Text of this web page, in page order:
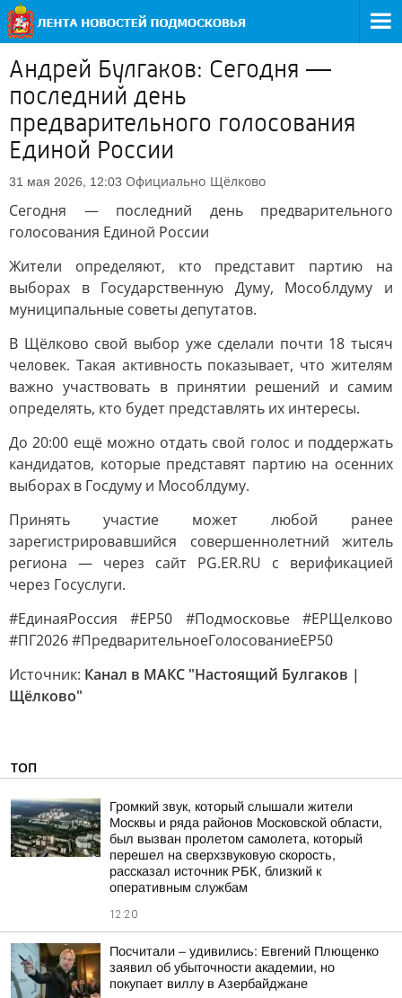
Андрей Булгаков: Сегодня —
последний день
предварительного голосования
Единой России
31 мая 2026, 12:03 Официально Щёлково
Сегодня — последний день предварительного
голосования Единой России
Жители определяют, кто представит партию на
выборах в Государственную Думу, Мособлдуму и
муниципальные советы депутатов.
В Щёлково свой выбор уже сделали почти 18 тысяч
человек. Такая активность показывает, что жителям
важно участвовать в принятии решений и самим
определять, кто будет представлять их интересы.
До 20:00 ещё можно отдать свой голос и поддержать
кандидатов, которые представят партию на осенних
выборах в Госдуму и Мособлдуму.
Принять участие может любой ранее
зарегистрировавшийся совершеннолетний житель
региона — через сайт PG.ER.RU с верификацией
через Госуслуги.
#ЕдинаяРоссия #ЕР50 #Подмосковье #ЕРЩелково
#ПГ2026 #ПредварительноеГолосованиеЕР50
Источник: Канал в МАКС "Настоящий Булгаков |
Щёлково"
ТОП
Громкий звук, который слышали жители
Москвы и ряда районов Московской области,
был вызван пролетом самолета, который
перешел на сверхзвуковую скорость,
рассказал источник РБК, близкий к
оперативным службам
12:20
Посчитали – удивились: Евгений Плющенко
заявил об убыточности академии, но
покупает виллу в Азербайджане